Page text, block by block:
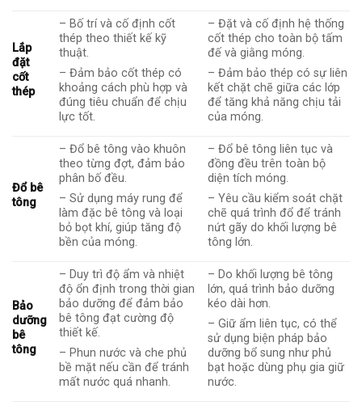
Lắp
đặt
cốt
thép
– Bố trí và cố định cốt
thép theo thiết kế kỹ
thuật.
– Đảm bảo cốt thép có
khoảng cách phù hợp và
đúng tiêu chuẩn để chịu
lực tốt.
– Đặt và cố định hệ thống
cốt thép cho toàn bộ tấm
đế và giằng móng.
– Đảm bảo thép có sự liên
kết chặt chẽ giữa các lớp
để tăng khả năng chịu tải
của móng.
Đổ bê
tông
– Đổ bê tông vào khuôn
theo từng đợt, đảm bảo
phân bố đều.
– Sử dụng máy rung để
làm đặc bê tông và loại
bỏ bọt khí, giúp tăng độ
bền của móng.
– Đổ bê tông liên tục và
đồng đều trên toàn bộ
diện tích móng.
– Yêu cầu kiểm soát chặt
chẽ quá trình đổ để tránh
nứt gãy do khối lượng bê
tông lớn.
Bảo
dưỡng
bê
tông
– Duy trì độ ẩm và nhiệt
độ ổn định trong thời gian
bảo dưỡng để đảm bảo
bê tông đạt cường độ
thiết kế.
– Phun nước và che phủ
bề mặt nếu cần để tránh
mất nước quá nhanh.
– Do khối lượng bê tông
lớn, quá trình bảo dưỡng
kéo dài hơn.
– Giữ ẩm liên tục, có thể
sử dụng biện pháp bảo
dưỡng bổ sung như phủ
bạt hoặc dùng phụ gia giữ
nước.